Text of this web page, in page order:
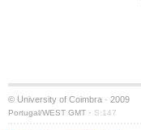
© University of Coimbra · 2009
Portugal/WEST GMT · S:147